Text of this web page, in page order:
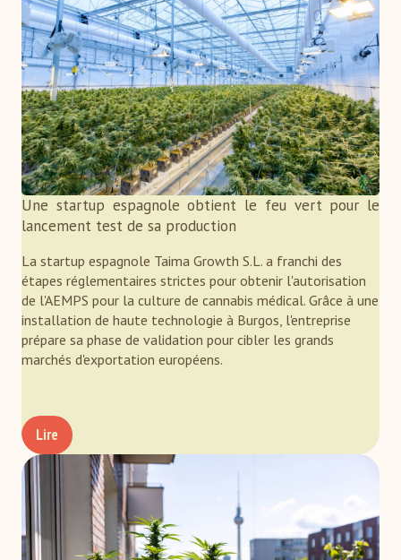
Une startup espagnole obtient le feu vert pour le
lancement test de sa production
La startup espagnole Taima Growth S.L. a franchi des
étapes réglementaires strictes pour obtenir l'autorisation
de l'AEMPS pour la culture de cannabis médical. Grâce à une
installation de haute technologie à Burgos, l'entreprise
prépare sa phase de validation pour cibler les grands
marchés d'exportation européens.
Lire